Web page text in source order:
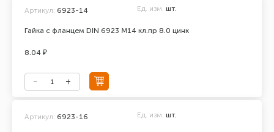
Гайка с фланцем DIN 6923 М14 кл.пр 8.0 цинк
Артикул: 6923-14 Ед. изм. шт.
8.04 ₽
Артикул: 6923-16 Ед. изм. шт.